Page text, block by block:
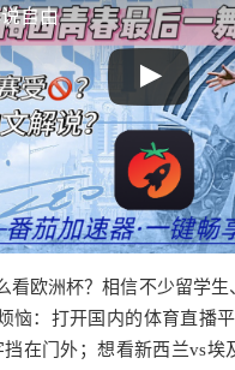
自由
看欧洲杯？相信不少留学生
恼：打开国内的体育直播
挡在门外；想看新西兰vs埃